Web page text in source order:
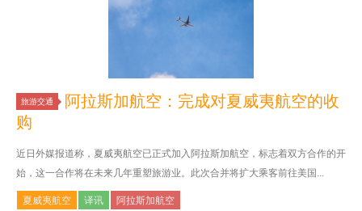
旅游交通
阿拉斯加航空：完成对夏威夷航空的收
购
近日外媒报道称，夏威夷航空已正式加入阿拉斯加航空，标志着双方合作的开
始，这一合作将在未来几年重塑旅游业。此次合并将扩大乘客前往美国...
夏威夷航空 译讯 阿拉斯加航空